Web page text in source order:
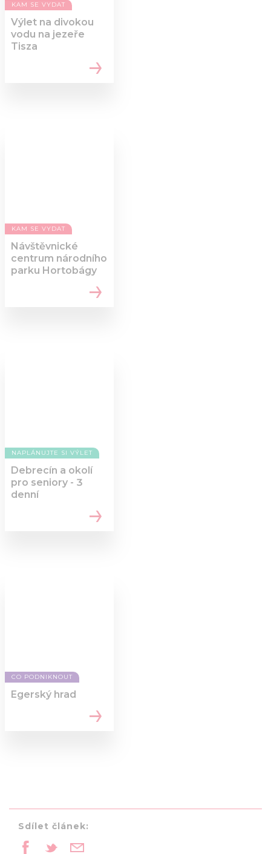
KAM SE VYDAT
Výlet na divokou
vodu na jezeře
Tisza
KAM SE VYDAT
Návštěvnické
centrum národního
parku Hortobágy
NAPLÁNUJTE SI VÝLET
Debrecín a okolí
pro seniory - 3
denní
CO PODNIKNOUT
Egerský hrad
Sdílet článek: